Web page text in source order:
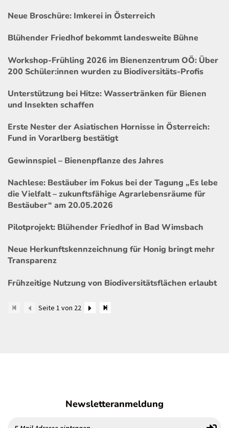
Neue Broschüre: Imkerei in Österreich
Blühender Friedhof bekommt landesweite Bühne
Workshop-Frühling 2026 im Bienenzentrum OÖ: Über
200 Schüler:innen wurden zu Biodiversitäts-Profis
Unterstützung bei Hitze: Wassertränken für Bienen
und Insekten schaffen
Erste Nester der Asiatischen Hornisse in Österreich:
Fund in Vorarlberg bestätigt
Gewinnspiel – Bienenpflanze des Jahres
Nachlese: Bestäuber im Fokus bei der Tagung „Es lebe
die Vielfalt – zukunftsfähige Agrarlebensräume für
Bestäuber“ am 20.05.2026
Pilotprojekt: Blühender Friedhof in Bad Wimsbach
Neue Herkunftskennzeichnung für Honig bringt mehr
Transparenz
Frühzeitige Nutzung von Biodiversitätsflächen erlaubt
Seite 1 von 22
Newsletteranmeldung